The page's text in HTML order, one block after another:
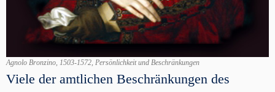
Agnolo Bronzino, 1503-1572, Persönlichkeit und Beschränkungen
Viele der amtlichen Beschränkungen des